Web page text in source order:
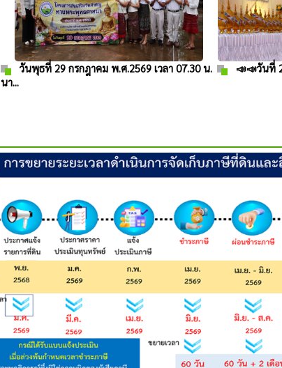
วันพุธที่ 29 กรกฎาคม พ.ศ.2569 เวลา 07.30 น.
นา...
📣📣วันที่